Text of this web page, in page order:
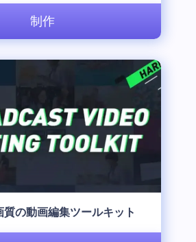
制作
質の動画編集ツールキット